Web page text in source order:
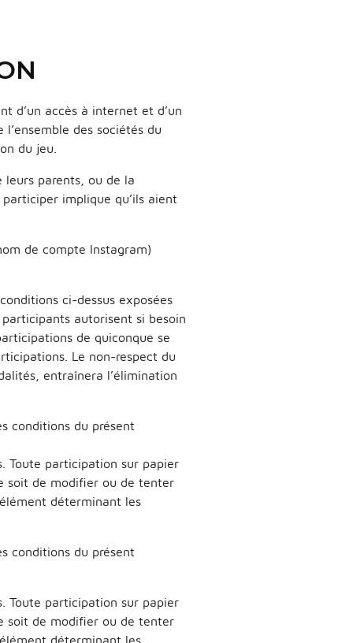
d’un accès à internet et d’un
des sociétés du
du jeu.
leurs parents, ou de la
implique qu’ils aient
de compte Instagram)
ci-dessus exposées
autorisent si besoin
de quiconque se
Le non-respect du
entraînera l’élimination
conditions du présent
Toute participation sur papier
soit de modifier ou de tenter
déterminant les
conditions du présent
Toute participation sur papier
soit de modifier ou de tenter
déterminant les